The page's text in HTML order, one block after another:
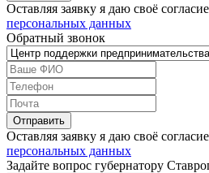
Оставляя заявку я даю своё
персональных данных
Обратный звонок
Оставляя заявку я даю своё
персональных данных
Задайте вопрос губернатору